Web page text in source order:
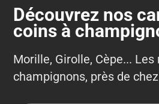
Découvrez nos
coins à
Morille, Girolle, Cèpe...
champignons, près de